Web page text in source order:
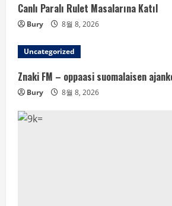
Canlı Paralı Rulet Masalarına Katıl
Bury 8월 8, 2026
Uncategorized
Znaki FM – oppaasi suomalaisen
Bury 8월 8, 2026